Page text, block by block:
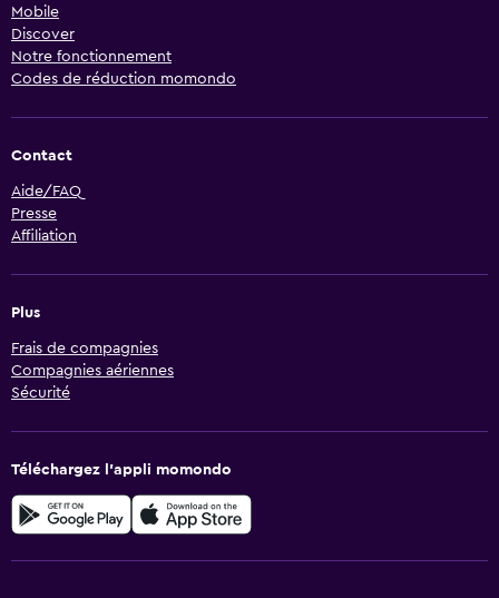
Mobile
Discover
Notre fonctionnement
Codes de réduction momondo
Contact
Aide/FAQ
Presse
Affiliation
Plus
Frais de compagnies
Compagnies aériennes
Sécurité
Téléchargez l’appli momondo